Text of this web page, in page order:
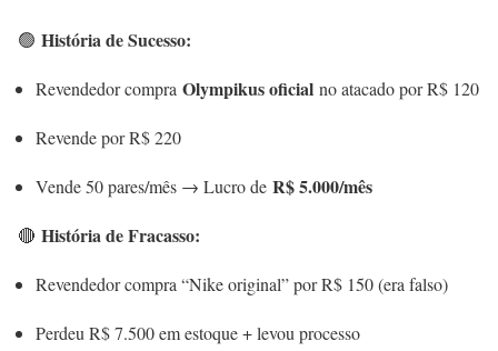
🟢 História de Sucesso:
Revendedor compra Olympikus oficial no atacado por R$ 120
Revende por R$ 220
Vende 50 pares/mês → Lucro de R$ 5.000/mês
🔴 História de Fracasso:
Revendedor compra “Nike original” por R$ 150 (era falso)
Perdeu R$ 7.500 em estoque + levou processo